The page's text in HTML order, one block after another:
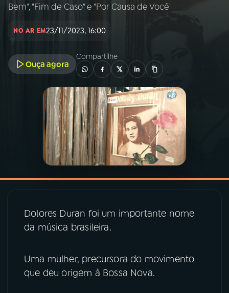
Início AO VIVO
PROGRAMAÇÃO
PROGRAMAS
05PODCASTS
06VIDEOCASTS
PRÊMIO RÁDIO MEC
Bem", "Fim de Caso" e "Por Causa de Você"
NO AR EM23/11/2023, 16:00
Ouça agora
Compartilhe
Dolores Duran foi um importante nome
da música brasileira.
Uma mulher, precursora do movimento
que deu origem à Bossa Nova.